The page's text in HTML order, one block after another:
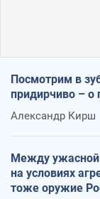
Посмотрим в
придирчиво –
Александр Кирш
Между
на условиях
тоже оружие